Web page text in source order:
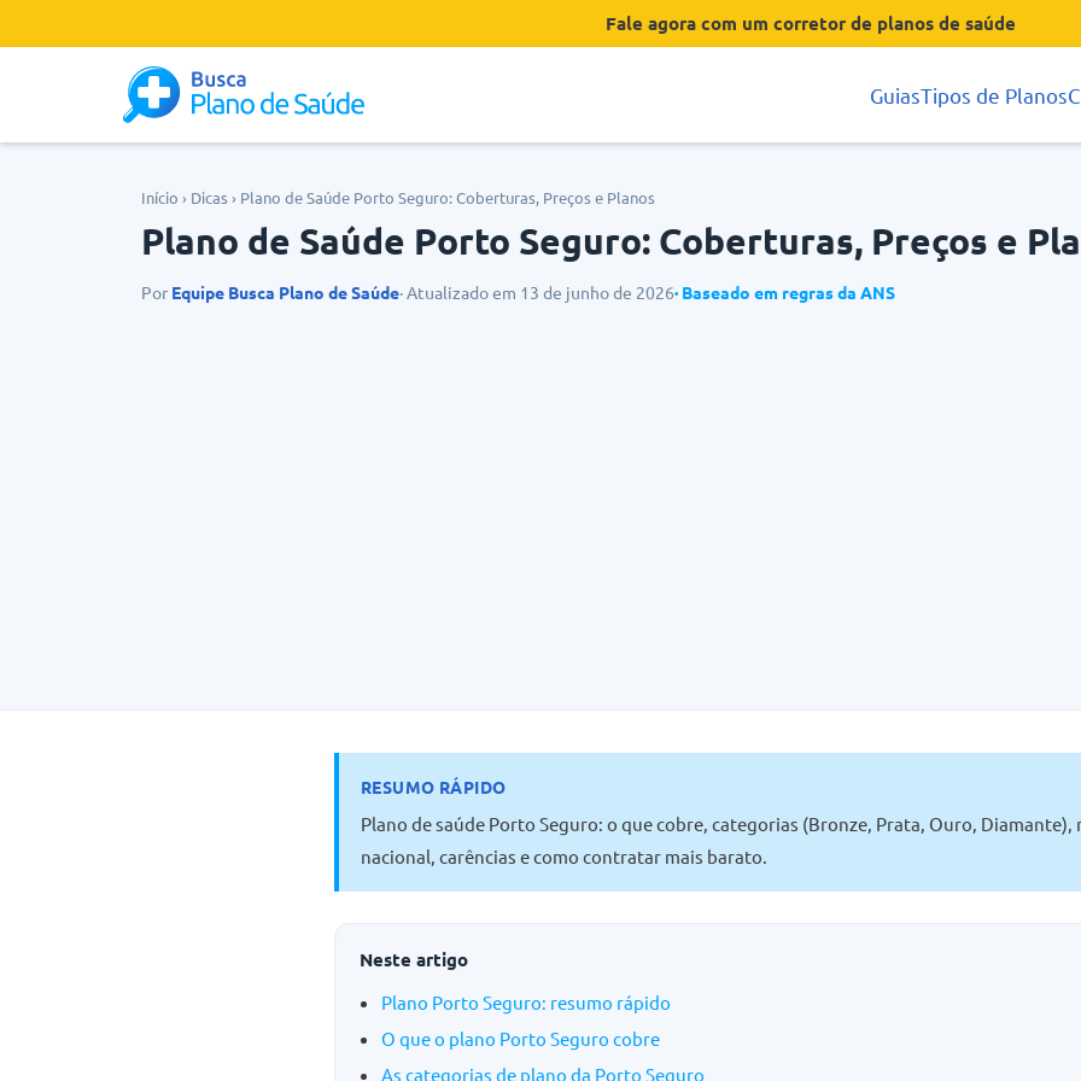
Fale agora com um corretor de planos de saúde
GuiasTipos de Planos
Início › Dicas› Plano de Saúde Porto Seguro: Coberturas, Preços e Planos
Plano de Saúde Porto Seguro: Coberturas, Preços e
Por Equipe Busca Plano de Saúde· Atualizado em 13 de junho de 2026· Baseado em regras da ANS
RESUMO RÁPIDO
Plano de saúde Porto Seguro: o que cobre, categorias (Bronze, Prata, Ouro, Diamante),
nacional, carências e como contratar mais barato.
Neste artigo
Plano Porto Seguro: resumo rápido
O que o plano Porto Seguro cobre
As categorias de plano da Porto Seguro